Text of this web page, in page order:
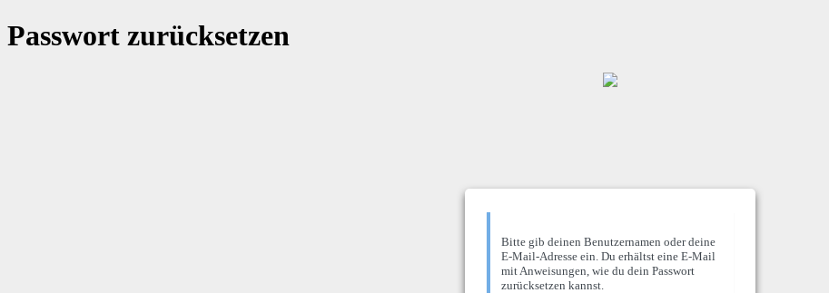
Passwort zurücksetzen
Bitte gib deinen Benutzernamen oder deine
E-Mail-Adresse ein. Du erhältst eine E-Mail
mit Anweisungen, wie du dein Passwort
zurücksetzen kannst.